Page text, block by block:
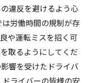
違反を避けるよう心
労働時間の規制が存
や運転ミスを招く可
取るようにしてくだ
響を受けたドライバ
ライバーの皆様の安